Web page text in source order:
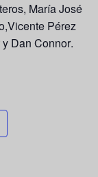
, María José
,Vicente Pérez
y Dan Connor.